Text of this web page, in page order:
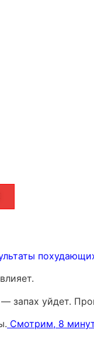
запах уйдет.
Смотрим, 8